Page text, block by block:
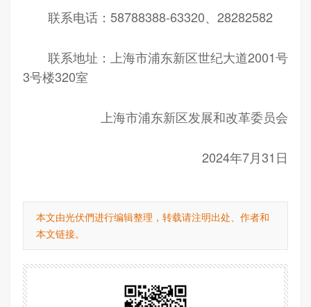
联系电话：58788388-63320、28282582
联系地址：上海市浦东新区世纪大道2001号
3号楼320室
上海市浦东新区发展和改革委员会
2024年7月31日
本文由光伏們进行编辑整理，转载请注明出处、作者和
本文链接。